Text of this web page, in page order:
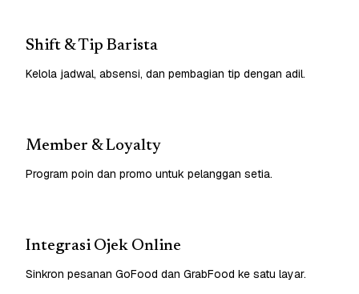
Shift & Tip Barista
Kelola jadwal, absensi, dan pembagian tip dengan adil.
Member & Loyalty
Program poin dan promo untuk pelanggan setia.
Integrasi Ojek Online
Sinkron pesanan GoFood dan GrabFood ke satu layar.